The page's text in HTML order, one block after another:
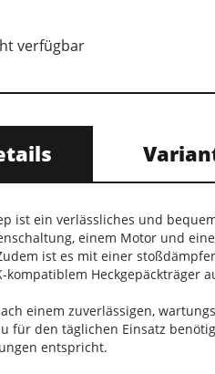
verfügbar
ist ein verlässliches und
einem Motor und
ist es mit einer
kompatiblem Heckgepäckträger
einem zuverlässigen,
für den täglichen Einsatz
entspricht.